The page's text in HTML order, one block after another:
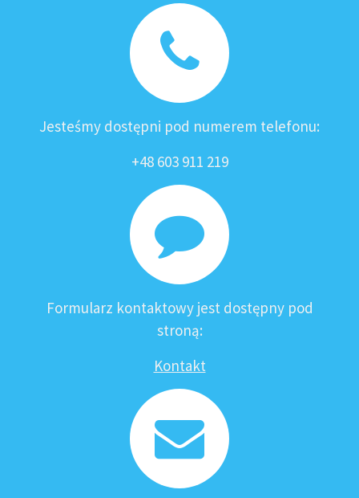
Jesteśmy dostępni pod numerem telefonu:
+48 603 911 219
Formularz kontaktowy jest dostępny pod
stroną:
Kontakt